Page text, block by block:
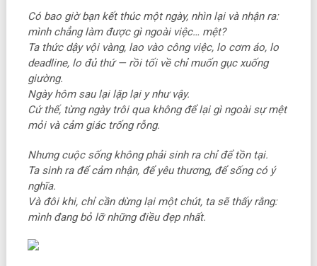
Có bao giờ bạn kết thúc một ngày, nhìn lại và nhận ra:
mình chẳng làm được gì ngoài việc… mệt?
Ta thức dậy vội vàng, lao vào công việc, lo cơm áo, lo
deadline, lo đủ thứ — rồi tối về chỉ muốn gục xuống
giường.
Ngày hôm sau lại lặp lại y như vậy.
Cứ thế, từng ngày trôi qua không để lại gì ngoài sự mệt
mỏi và cảm giác trống rỗng.
Nhưng cuộc sống không phải sinh ra chỉ để tồn tại.
Ta sinh ra để cảm nhận, để yêu thương, để sống có ý
nghĩa.
Và đôi khi, chỉ cần dừng lại một chút, ta sẽ thấy rằng:
mình đang bỏ lỡ những điều đẹp nhất.